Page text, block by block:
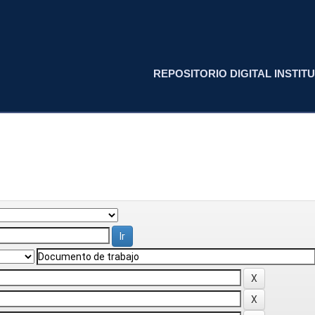
REPOSITORIO DIGITAL